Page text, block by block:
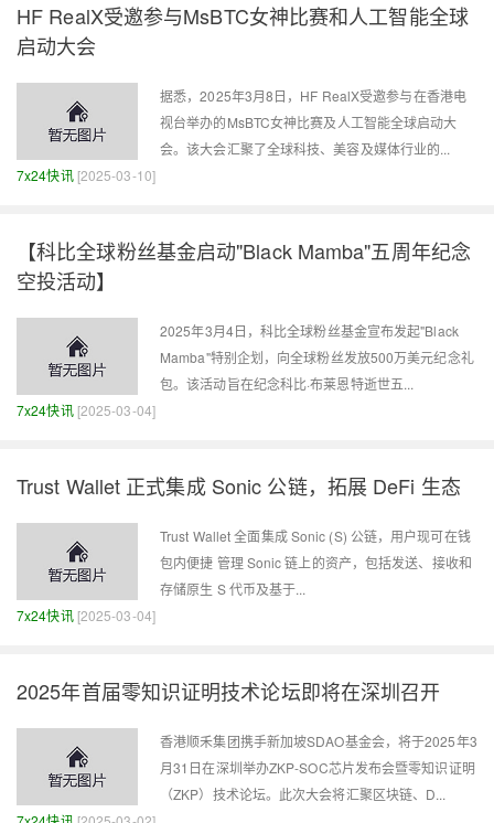
HF RealX受邀参与MsBTC女神比赛和人工智能全球
启动大会
据悉，2025年3月8日，HF RealX受邀参与在香港电
视台举办的MsBTC女神比赛及人工智能全球启动大
会。该大会汇聚了全球科技、美容及媒体行业的...
7x24快讯 [2025-03-10]
【科比全球粉丝基金启动"Black Mamba"五周年纪念
空投活动】
2025年3月4日，科比全球粉丝基金宣布发起"Black
Mamba"特别企划，向全球粉丝发放500万美元纪念礼
包。该活动旨在纪念科比·布莱恩特逝世五...
7x24快讯 [2025-03-04]
Trust Wallet 正式集成 Sonic 公链，拓展 DeFi 生态
Trust Wallet 全面集成 Sonic (S) 公链，用户现可在钱
包内便捷 管理 Sonic 链上的资产，包括发送、接收和
存储原生 S 代币及基于...
7x24快讯 [2025-03-04]
2025年首届零知识证明技术论坛即将在深圳召开
香港顺禾集团携手新加坡SDAO基金会，将于2025年3
月31日在深圳举办ZKP-SOC芯片发布会暨零知识证明
（ZKP）技术论坛。此次大会将汇聚区块链、D...